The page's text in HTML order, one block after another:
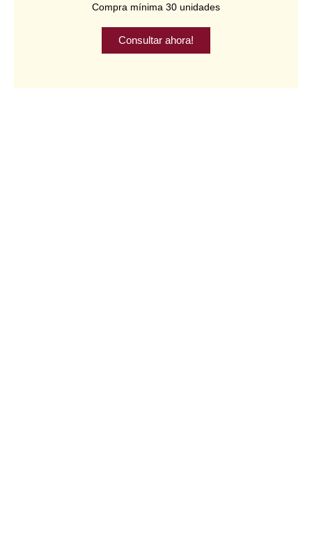
Compra mínima 30 unidades
Consultar ahora!